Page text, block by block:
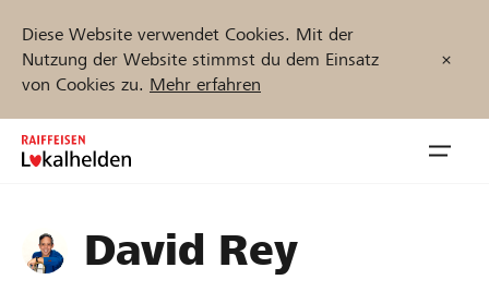
Diese Website verwendet Cookies. Mit der
Nutzung der Website stimmst du dem Einsatz
von Cookies zu. Mehr erfahren
Zum
Inhalt
Jetzt starten
David Rey